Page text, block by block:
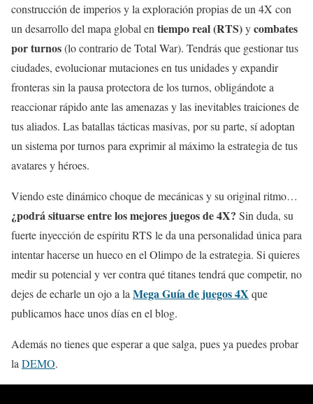
construcción de imperios y la exploración propias de un 4X con
un desarrollo del mapa global en tiempo real (RTS)ycombates
por turnos(lo contrario de Total War). Tendrás que gestionar tus
ciudades, evolucionar mutaciones en tus unidades y expandir
fronteras sin la pausa protectora de los turnos, obligándote a
reaccionar rápido ante las amenazas y las inevitables traiciones de
tus aliados. Las batallas tácticas masivas, por su parte, sí adoptan
un sistema por turnos para exprimir al máximo la estrategia de tus
avatares y héroes.
Viendo este dinámico choque de mecánicas y su original ritmo…
¿podrá situarse entre los mejores juegos de 4X? Sin duda, su
fuerte inyección de espíritu RTS le da una personalidad única para
intentar hacerse un hueco en el Olimpo de la estrategia. Si quieres
medir su potencial y ver contra qué titanes tendrá que competir, no
dejes de echarle un ojo a la Mega Guía de juegos 4X que
publicamos hace unos días en el blog.
Además no tienes que esperar a que salga, pues ya puedes probar
la DEMO.